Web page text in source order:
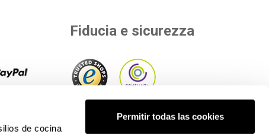
de cocina
Permitir todas las cookies
di
Fiducia e sicurezza
All'interno di enti indipendenti che